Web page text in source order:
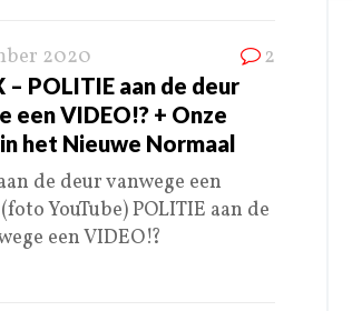
2020 2
– POLITIE aan de deur
een VIDEO!? + Onze
het Nieuwe Normaal
de deur vanwege een
YouTube) POLITIE aan de
een VIDEO!?